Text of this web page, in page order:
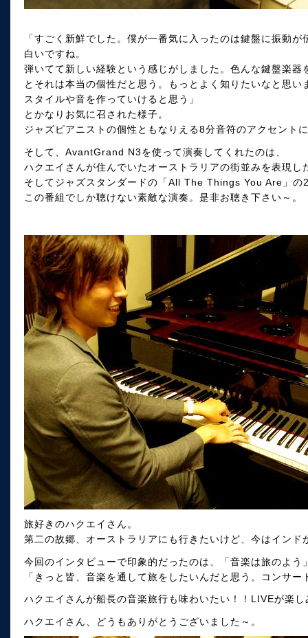
「すごく新鮮でした。僕が一番気に入ったのは鍵盤に振動
白いですね。
弾いてて新しい経験という感じがしました。色んな鍵盤楽
とそれは本当の個性だと思う。もっとよく知りたいなと思
スタイルや音を作っていけると思う」
とかなりお気に召された様子。
ジャズピアニストの個性ともなりえる8分音符のアクセント
そして、AvantGrand N3を使って演奏してくれたのは、
ハクエイさんが住んでいたオーストラリアの街並みを表現し
そしてジャズスタンダードの「All The Things You Are」の
この番組でしか聴けない素敵な演奏。是非お聴き下さい～。
旅好きのハクエイさん。
第二の故郷、オーストラリアにも行きたいけど、今はインド
今回のインタビューで印象的だったのは、「音楽は旅のよう
「きっと皆、音楽を通して旅をしたいんだと思う。コンサ
ハクエイさんが船長の音楽旅行も味わいたい！！LIVEが楽し
ハクエイさん、どうもありがとうございました～。